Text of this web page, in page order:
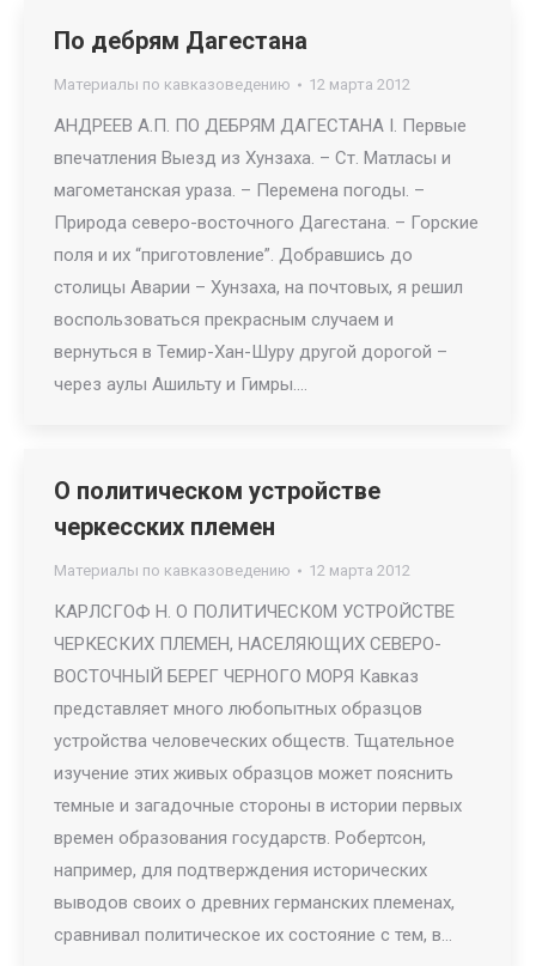
По дебрям Дагестана
Материалы по кавказоведению 12 марта 2012
АНДРЕЕВ А.П. ПО ДЕБРЯМ ДАГЕСТАНА I. Первые
впечатления Выезд из Хунзаха. – Ст. Матласы и
магометанская ураза. – Перемена погоды. –
Природа северо-восточного Дагестана. – Горские
поля и их “приготовление”. Добравшись до
столицы Аварии – Хунзаха, на почтовых, я решил
воспользоваться прекрасным случаем и
вернуться в Темир-Хан-Шуру другой дорогой –
через аулы Ашильту и Гимры.…
О политическом устройстве
черкесских племен
Материалы по кавказоведению 12 марта 2012
КАРЛСГОФ Н. О ПОЛИТИЧЕСКОМ УСТРОЙСТВЕ
ЧЕРКЕСКИХ ПЛЕМЕН, НАСЕЛЯЮЩИХ СЕВЕРО-
ВОСТОЧНЫЙ БЕРЕГ ЧЕРНОГО МОРЯ Кавказ
представляет много любопытных образцов
устройства человеческих обществ. Тщательное
изучение этих живых образцов может пояснить
темные и загадочные стороны в истории первых
времен образования государств. Робертсон,
например, для подтверждения исторических
выводов своих о древних германских племенах,
сравнивал политическое их состояние с тем, в…